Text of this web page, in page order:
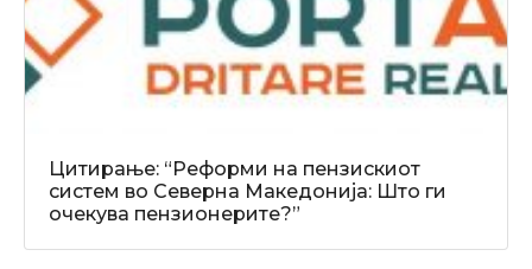
Цитирање: “Реформи на пензискиот
систем во Северна Македонија: Што ги
очекува пензионерите?”